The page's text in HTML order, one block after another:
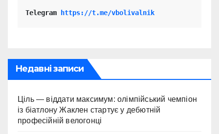
Telegram https://t.me/vbolivalnik
Недавні записи
Ціль — віддати максимум: олімпійський чемпіон
із біатлону Жаклен стартує у дебютній
професійній велогонці